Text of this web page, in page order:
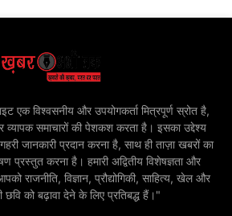
एक विश्वसनीय और उपयोगकर्ता मित्रपूर्ण स्रोत है,
व्यापक समाचारों की पेशकश करता है। इसका उद्देश्य
गहरी जानकारी प्रदान करना है, साथ ही ताज़ा खबरों का
प्रस्तुत करना है। हमारी अद्वितीय विशेषज्ञता और
राजनीति, विज्ञान, प्रौद्योगिकी, साहित्य, खेल और
को बढ़ावा देने के लिए प्रतिबद्ध हैं।"